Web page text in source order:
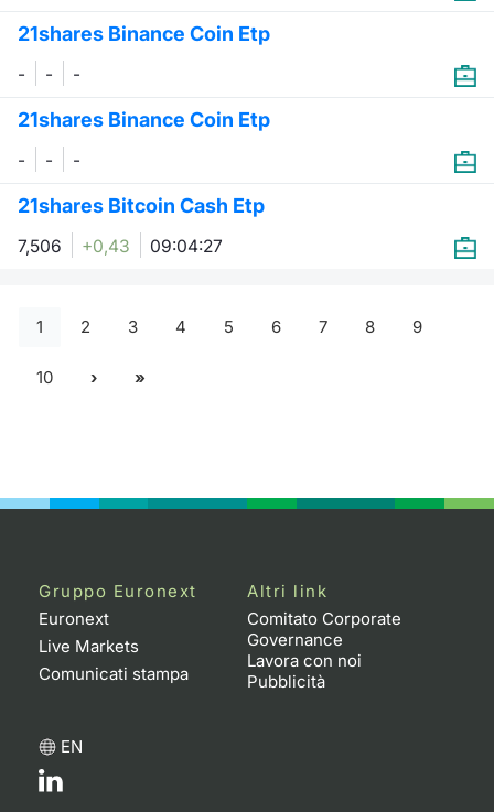
21shares Binance Coin Etp
- - -
21shares Binance Coin Etp
- - -
21shares Bitcoin Cash Etp
7,506 +0,43 09:04:27
1 2 3 4 5 6 7 8 9
10
Gruppo Euronext
Euronext
Live Markets
Comunicati stampa
Altri link
Comitato Corporate
Governance
Lavora con noi
Pubblicità
EN